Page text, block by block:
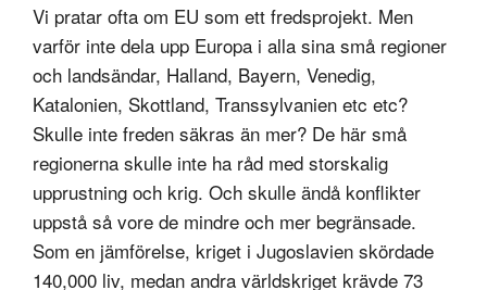
Vi pratar ofta om EU som ett fredsprojekt. Men
varför inte dela upp Europa i alla sina små regioner
och landsändar, Halland, Bayern, Venedig,
Katalonien, Skottland, Transsylvanien etc etc?
Skulle inte freden säkras än mer? De här små
regionerna skulle inte ha råd med storskalig
upprustning och krig. Och skulle ändå konflikter
uppstå så vore de mindre och mer begränsade.
Som en jämförelse, kriget i Jugoslavien skördade
140,000 liv, medan andra världskriget krävde 73